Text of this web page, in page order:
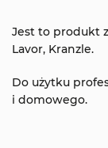
Jest to produkt
Lavor, Kranzle.
Do użytku
i domowego.